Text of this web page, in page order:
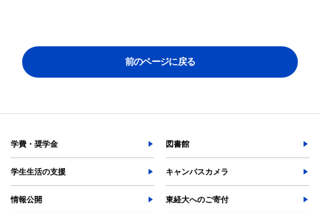
各種手続
TKUポータル
前のページに戻る
学費・奨学金 図書館
学生生活の支援 キャンパスカメラ
情報公開 東経大へのご寄付